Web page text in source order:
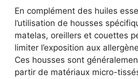
En complément des huiles
l’utilisation de housses
matelas, oreillers et couettes
limiter l’exposition aux
Ces housses sont
partir de matériaux micro-